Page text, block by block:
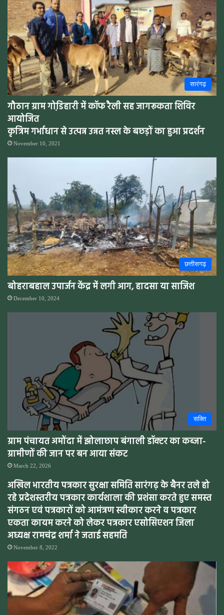
सारंगढ़
गौठान ग्राम गोडि़हारी में कॉफ रैली सह जागरूकता शिविर
आयोजित
कृत्रिम गर्भाधान से उत्पन्न उन्नत नस्ल के बछड़ों का हुआ प्रदर्शन
November 10, 2021
छत्तीसगढ़
बोहराबहाल उपार्जन केंद्र में लगी आग, हादसा या साजिश
December 10, 2024
सक्ति
ग्राम पंचायत अमोंदा में झोलाछाप बंगाली डॉक्टर का कब्जा-
ग्रामीणों की जान पर बन आया संकट
March 22, 2026
अखिल भारतीय पत्रकार सुरक्षा समिति सारंगढ़ के बैनर तले हो
रहे प्रदेशस्तरीय पत्रकार कार्यशाला की प्रशंसा करते हुए समस्त
संगठन एवं पत्रकारों को आमंत्रण स्वीकार करने व पत्रकार
एकता कायम करने को लेकर पत्रकार एसोसिएशन जिला
अध्यक्ष रामचंद्र शर्मा ने जताई सहमति
November 8, 2022